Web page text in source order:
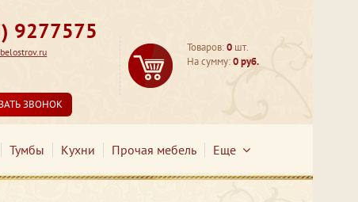
9277575
ЗВОНОК
Товаров:0 шт.
На сумму:0 руб.
Тумбы Кухни Прочая мебель Еще